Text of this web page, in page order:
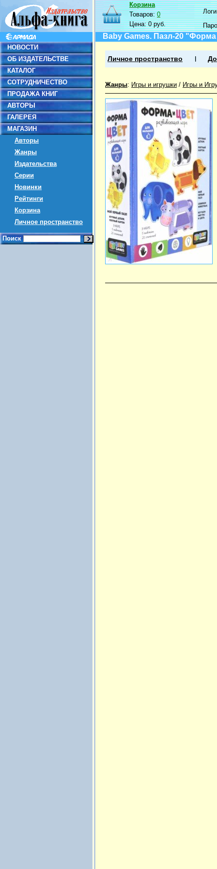
НОВОСТИ
ОБ ИЗДАТЕЛЬСТВЕ
КАТАЛОГ
СОТРУДНИЧЕСТВО
ПРОДАЖА КНИГ
АВТОРЫ
ГАЛЕРЕЯ
МАГАЗИН
Авторы
Жанры
Издательства
Серии
Новинки
Рейтинги
Корзина
Личное пространство
Поиск
Корзина
Товаров:0
Цена:0 руб.
Baby Games. Пазл-20
Личное пространство
Жанры: Игры и игрушки / Игры и